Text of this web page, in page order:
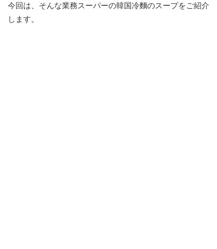
今回は、そんな業務スーパーの韓国冷麵のスープをご紹介
します。